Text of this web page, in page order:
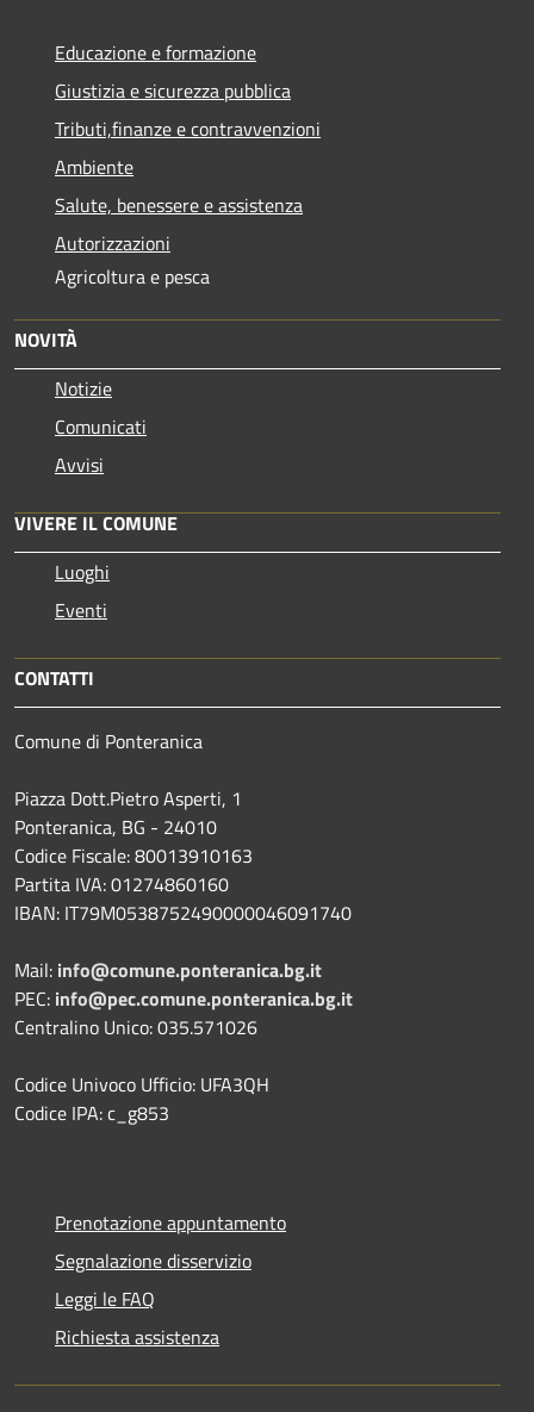
Educazione e formazione
Giustizia e sicurezza pubblica
Tributi,finanze e contravvenzioni
Ambiente
Salute, benessere e assistenza
Autorizzazioni
Agricoltura e pesca
NOVITÀ
Notizie
Comunicati
Avvisi
VIVERE IL COMUNE
Luoghi
Eventi
CONTATTI
Comune di Ponteranica
Piazza Dott.Pietro Asperti, 1
Ponteranica, BG - 24010
Codice Fiscale: 80013910163
Partita IVA: 01274860160
IBAN: IT79M0538752490000046091740
Mail: info@comune.ponteranica.bg.it
PEC: info@pec.comune.ponteranica.bg.it
Centralino Unico: 035.571026
Codice Univoco Ufficio: UFA3QH
Codice IPA: c_g853
Prenotazione appuntamento
Segnalazione disservizio
Leggi le FAQ
Richiesta assistenza